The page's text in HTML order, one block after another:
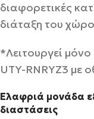
διαφορετικές
διάταξη του
*Λειτουργεί
UTY-RNRYZ3 με
Ελαφριά μονάδα
διαστάσεις